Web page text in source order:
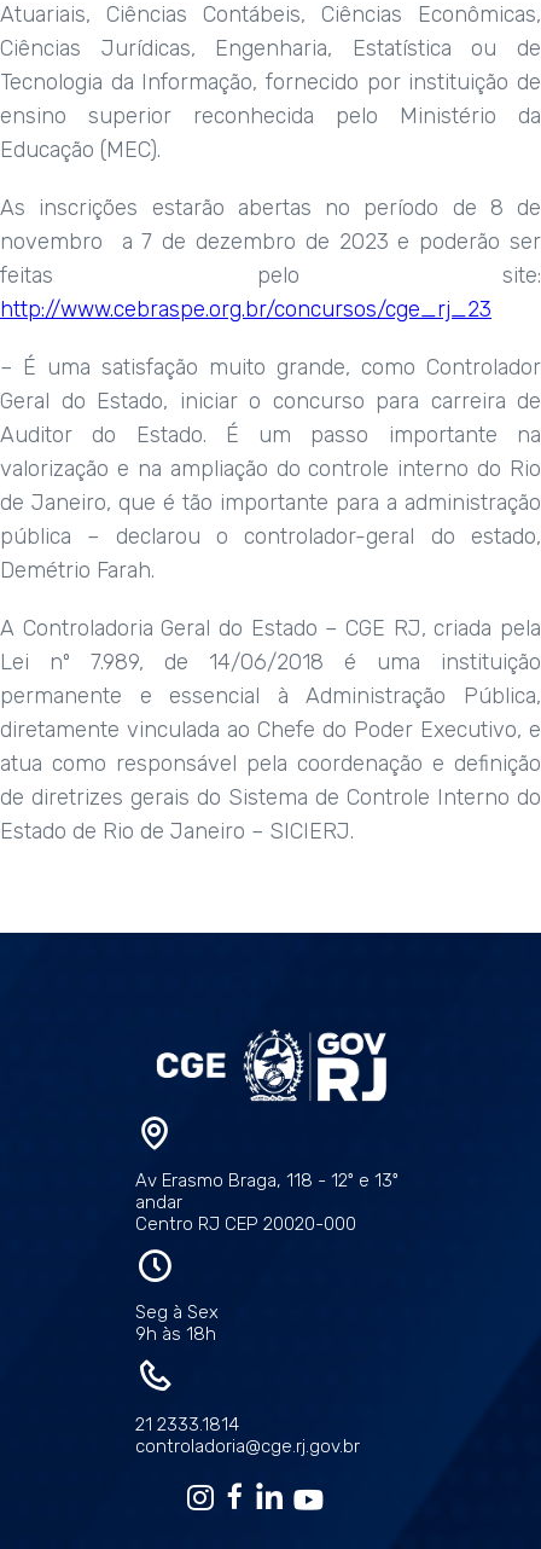
Atuariais, Ciências Contábeis, Ciências Econômicas,
Ciências Jurídicas, Engenharia, Estatística ou de
Tecnologia da Informação, fornecido por instituição de
ensino superior reconhecida pelo Ministério da
Educação (MEC).
As inscrições estarão abertas no período de 8 de
novembro a 7 de dezembro de 2023 e poderão ser
feitas pelo site:
http://www.cebraspe.org.br/concursos/cge_rj_23
– É uma satisfação muito grande, como Controlador
Geral do Estado, iniciar o concurso para carreira de
Auditor do Estado. É um passo importante na
valorização e na ampliação do controle interno do Rio
de Janeiro, que é tão importante para a administração
pública – declarou o controlador-geral do estado,
Demétrio Farah.
A Controladoria Geral do Estado – CGE RJ, criada pela
Lei nº 7.989, de 14/06/2018 é uma instituição
permanente e essencial à Administração Pública,
diretamente vinculada ao Chefe do Poder Executivo, e
atua como responsável pela coordenação e definição
de diretrizes gerais do Sistema de Controle Interno do
Estado de Rio de Janeiro – SICIERJ.
Av Erasmo Braga, 118 - 12º e 13º
andar
Centro RJ CEP 20020-000
Seg à Sex
9h às 18h
21 2333.1814
controladoria@cge.rj.gov.br